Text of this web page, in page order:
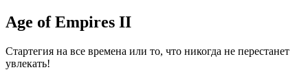
Age of Empires II
Стартегия на все времена или то, что никогда не перестанет
увлекать!